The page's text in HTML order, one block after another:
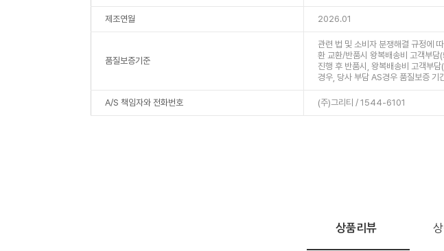
제조연월 2026.01
품질보증기준
관련 법 및 소비자 분쟁해결 규정에
환 교환/반품시 왕복배송비 고객부담
진행 후 반품시, 왕복배송비 고객부
경우, 당사 부담 AS경우 품질보증 기
A/S 책임자와 전화번호 (주)그리티 / 1544-6101
상품리뷰